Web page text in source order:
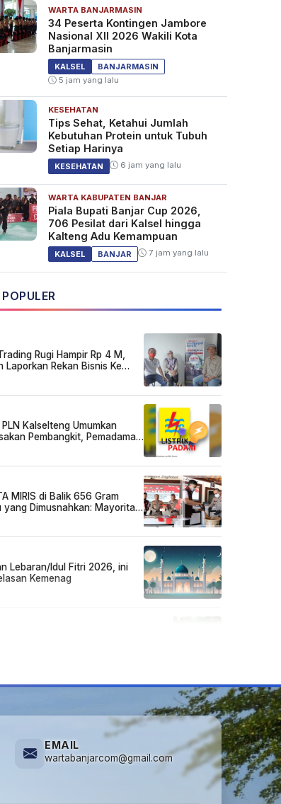
WARTA BANJARMASIN
34 Peserta Kontingen Jambore
Nasional XII 2026 Wakili Kota
Banjarmasin
KALSEL
BANJARMASIN
5 jam yang lalu
KESEHATAN
Tips Sehat, Ketahui Jumlah
Kebutuhan Protein untuk Tubuh
Setiap Harinya
KESEHATAN 6 jam yang lalu
WARTA KABUPATEN BANJAR
Piala Bupati Banjar Cup 2026,
706 Pesilat dari Kalsel hingga
Kalteng Adu Kemampuan
KALSEL BANJAR 7 jam yang lalu
Rugi Hampir Rp 4 M,
Laporkan Rekan Bisnis Ke
Kalselteng Umumkan
Pembangkit, Pemadaman
MIRIS di Balik 656 Gram
yang Dimusnahkan: Mayoritas
Lebaran/Idul Fitri 2026, ini
Kemenag
EMAIL
wartabanjarcom@gmail.com